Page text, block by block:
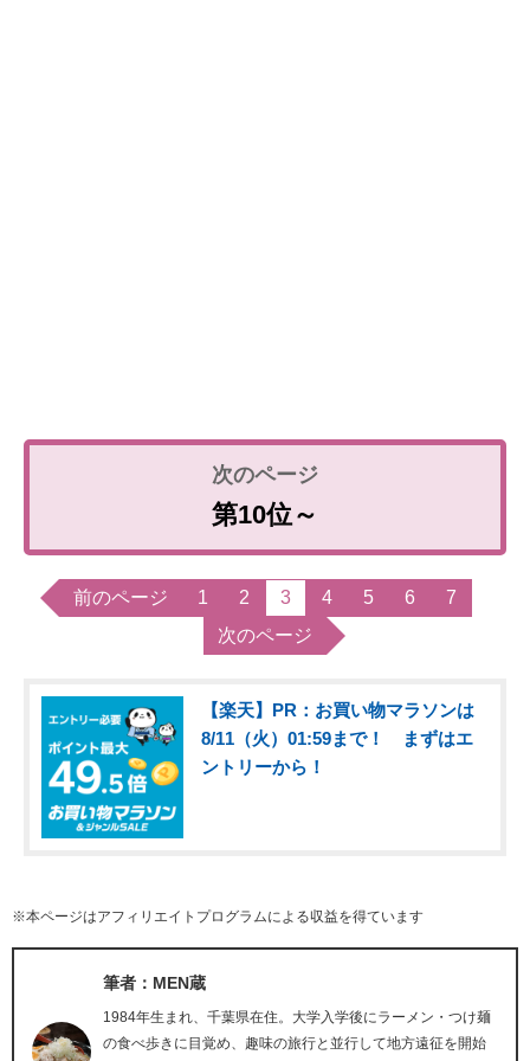
第10位～
前のページ 1 2 3 4 5 6
7
次のページ
【楽天】PR：お買い物マラソンは
8/11（火）01:59まで！ まずはエ
ントリーから！
※本ページはアフィリエイトプログラムによる収益を得ています
筆者：MEN蔵
1984年生まれ、千葉県在住。大学入学後にラーメン・つけ麺
の食べ歩きに目覚め、趣味の旅行と並行して地方遠征を開始